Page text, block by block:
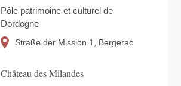
Pôle patrimoine et culturel de
Dordogne
Straße der Mission 1 Bergerac
Château des Milandes